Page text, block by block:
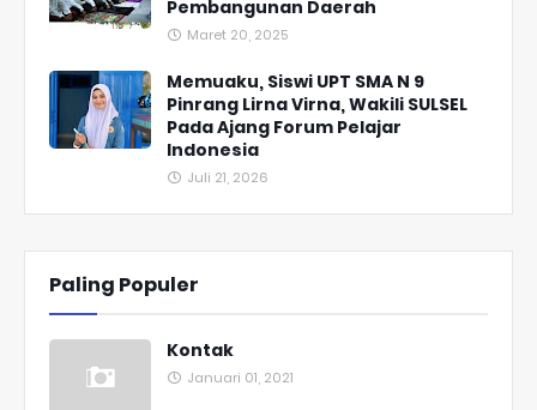
Pembangunan Daerah
Maret 20, 2025
Memuaku, Siswi UPT SMA N 9
Pinrang Lirna Virna, Wakili SULSEL
Pada Ajang Forum Pelajar
Indonesia
Juli 21, 2026
Paling Populer
Kontak
Januari 01, 2021